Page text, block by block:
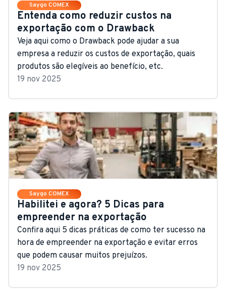
Saygo COMEX
Entenda como reduzir custos na
exportação com o Drawback
Veja aqui como o Drawback pode ajudar a sua
empresa a reduzir os custos de exportação, quais
produtos são elegíveis ao benefício, etc.
19 nov 2025
Saygo COMEX
Habilitei e agora? 5 Dicas para
empreender na exportação
Confira aqui 5 dicas práticas de como ter sucesso na
hora de empreender na exportação e evitar erros
que podem causar muitos prejuízos.
19 nov 2025